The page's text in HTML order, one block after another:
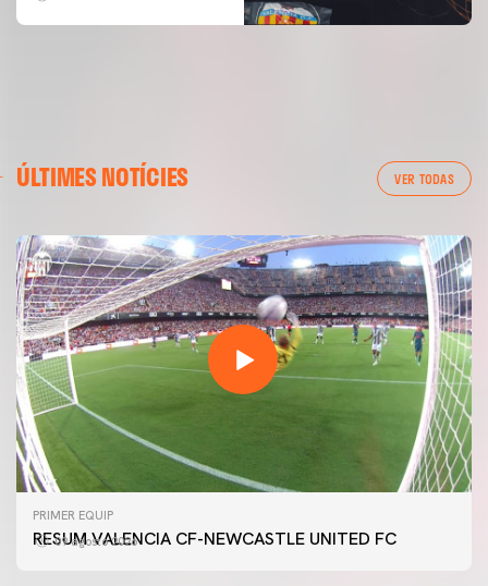
ÚLTIMES NOTÍCIES VER TODAS
PRIMER EQUIP
RESUM VALENCIA CF-NEWCASTLE UNITED FC
09 agosto 2026